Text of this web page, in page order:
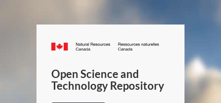
Canada.ca
/
Canada
Open Science and
Technology Repository